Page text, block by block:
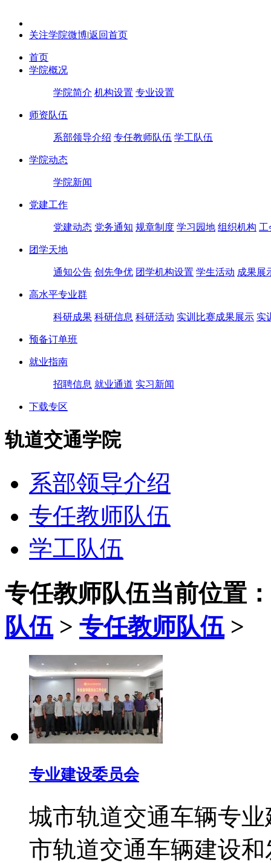
关注学院微博|返回首页
首页
学院概况
学院简介 机构设置 专业设置
师资队伍
系部领导介绍 专任教师队伍 学工队伍
学院动态
学院新闻
党建工作
党建动态 党务通知 规章制度 学习园地 组织机构 工
团学天地
通知公告 创先争优 团学机构设置 学生活动 成果展
高水平专业群
科研成果 科研信息 科研活动 实训比赛成果展示 实
预备订单班
就业指南
招聘信息 就业通道 实习新闻
下载专区
轨道交通学院
系部领导介绍
专任教师队伍
学工队伍
专任教师队伍当前位置：
队伍> 专任教师队伍>
专业建设委员会
城市轨道交通车辆专
市轨道交通车辆建设